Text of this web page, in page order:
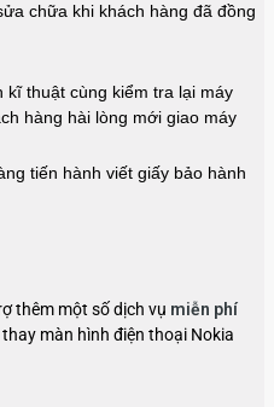
chữa khi khách hàng đã đồng
kĩ thuật cùng kiểm tra lại máy
hàng hài lòng mới giao máy
tiến hành viết giấy bảo hành
thêm một số dịch vụ miễn phí
màn hình điện thoại Nokia